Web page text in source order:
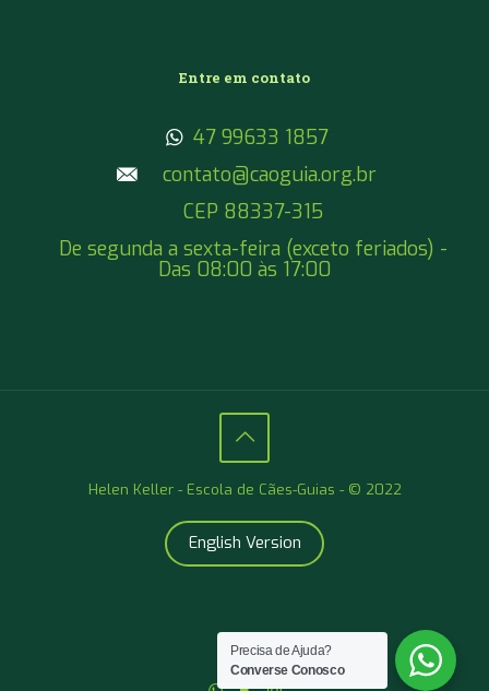
Entre em contato
47 99633 1857
contato@caoguia.org.br
CEP 88337-315
De segunda a sexta-feira (exceto feriados) -
Das 08:00 às 17:00
Helen Keller - Escola de Cães-Guias - © 2022
English Version
Precisa de Ajuda?
Converse Conosco